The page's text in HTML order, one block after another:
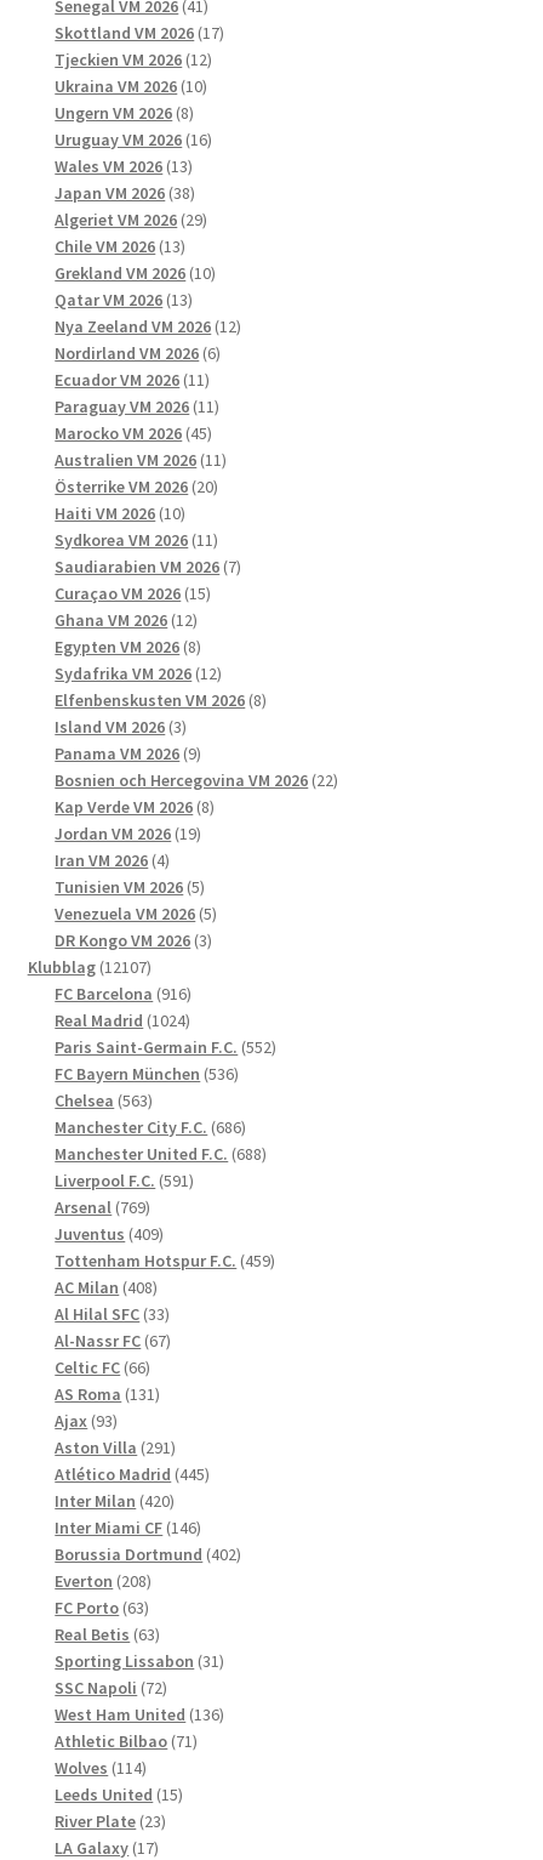
produkter
Senegal VM 2026 4141
produkter
Skottland VM 2026 1717
Tjeckien VM 2026 1212
Ukraina VM 2026 1010
Ungern VM 2026 88
produkter
Uruguay VM 2026 1616
Wales VM 2026 1313
produkter
Japan VM 2026 3838
produkter
Algeriet VM 2026 2929
Chile VM 2026 1313
produkter
Grekland VM 2026 1010
Qatar VM 2026 1313
produkter
Nya Zeeland VM 2026 1212
Nordirland VM 2026 66
Ecuador VM 2026 1111
produkter
Paraguay VM 2026 1111
Marocko VM 2026 4545
produkter
Australien VM 2026 1111
Österrike VM 2026 2020
Haiti VM 2026 1010
produkter
Sydkorea VM 2026 1111
produkter
Saudiarabien VM 2026 77
Curaçao VM 2026 1515
Ghana VM 2026 1212
produkter
Egypten VM 2026 88
produkter
Sydafrika VM 2026 1212
produkter
Elfenbenskusten VM 2026 88
Island VM 2026 33
produkter
Panama VM 2026 99
produkter
Bosnien och Hercegovina VM 2026 2222
Kap Verde VM 2026 88
Jordan VM 2026 1919
Iran VM 2026 44
produkter
Tunisien VM 2026 55
produkter
Venezuela VM 2026 55
DR Kongo VM 2026 33
Klubblag 1210712107
produkter
FC Barcelona 916916
produkter
Real Madrid 10241024
produkter
Paris Saint-Germain F.C. 552552
FC Bayern München 536536
Chelsea 563563
produkter
Manchester City F.C. 686686
produkter
Manchester United F.C. 688688
Liverpool F.C. 591591
Arsenal 769769
produkter
Juventus 409409
produkter
Tottenham Hotspur F.C. 459459
AC Milan 408408
produkter
Al Hilal SFC 3333
produkter
Al-Nassr FC 6767
Celtic FC 6666
produkter
AS Roma 131131
Ajax 9393
produkter
Aston Villa 291291
produkter
Atlético Madrid 445445
Inter Milan 420420
produkter
Inter Miami CF 146146
produkter
Borussia Dortmund 402402
Everton 208208
produkter
FC Porto 6363
produkter
Real Betis 6363
produkter
Sporting Lissabon 3131
SSC Napoli 7272
produkter
West Ham United 136136
Athletic Bilbao 7171
Wolves 114114
produkter
Leeds United 1515
River Plate 2323
LA Galaxy 1717